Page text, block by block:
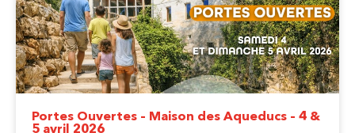
Portes Ouvertes – Maison des Aqueducs – 4 &
5 avril 2026